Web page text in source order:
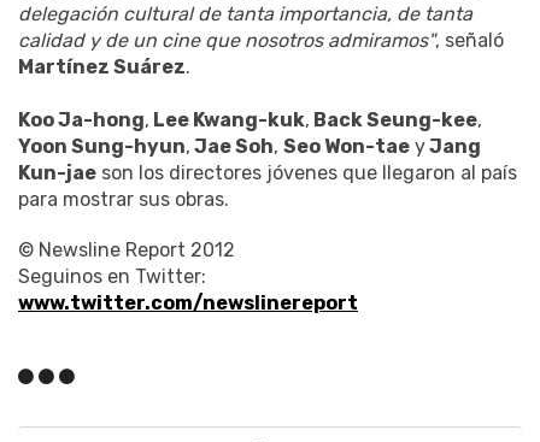
delegación cultural de tanta importancia, de tanta
calidad y de un cine que nosotros admiramos", señaló
Martínez Suárez.
Koo Ja-hong, Lee Kwang-kuk, Back Seung-kee,
Yoon Sung-hyun, Jae Soh, Seo Won-tae yJang
Kun-jae son los directores jóvenes que llegaron al país
para mostrar sus obras.
© Newsline Report 2012
Seguinos en Twitter:
www.twitter.com/newslinereport